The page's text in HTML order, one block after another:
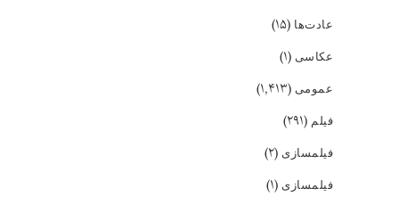
عادت‌ها (۱۵)
عکاسی (۱)
عمومی (۱,۴۱۳)
فیلم (۲۹۱)
فیلمسازی (۲)
فیلمسازی (۱)